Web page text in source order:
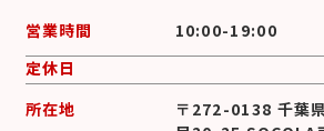
営業時間
10:00-19:00
定休日
所在地
〒272-0138 千葉